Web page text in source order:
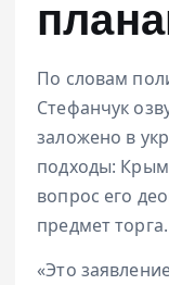
По словам
Стефанчук
заложено в
подходы:
вопрос его
предмет торга.
«Это